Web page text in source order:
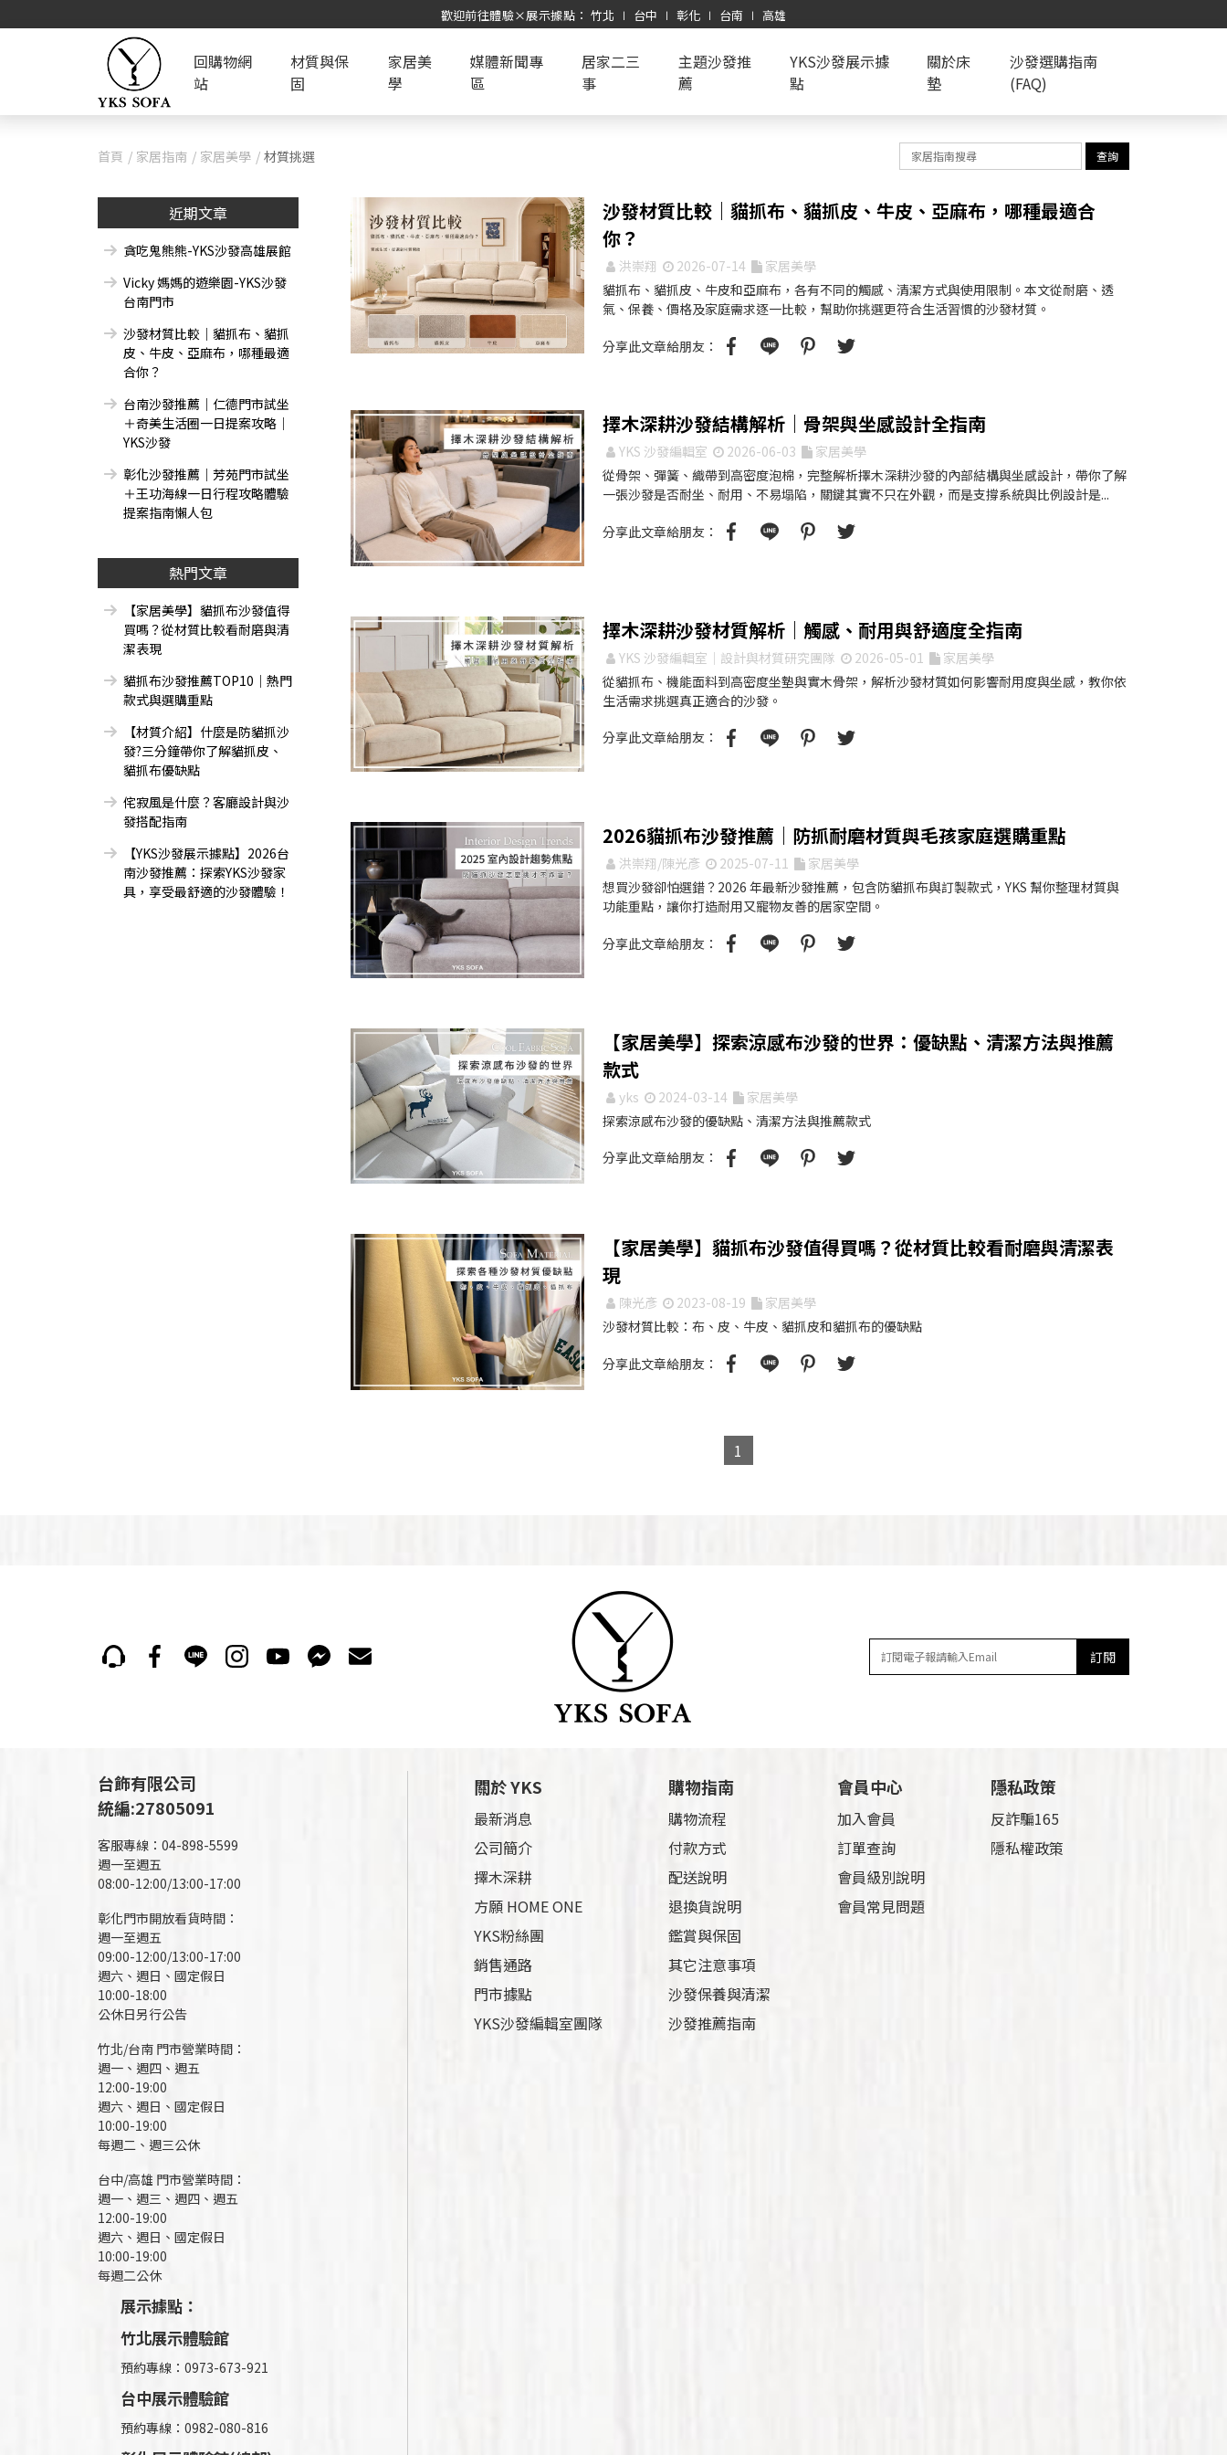
歡迎前往體驗×展示據點： 竹北 ∣ 台中 ∣ 彰化 ∣ 台南 ∣ 高雄
回購物網
站
材質與保
固
家居美
學
媒體新聞專
區
居家二三
事
主題沙發推
薦
YKS沙發展示據
點
關於床
墊
沙發選購指南
(FAQ)
首頁 家居指南 家居美學 材質挑選 查詢
近期文章
貪吃鬼熊熊-YKS沙發高雄展館
Vicky 媽媽的遊樂園-YKS沙發
台南門市
沙發材質比較｜貓抓布、貓抓
皮、牛皮、亞麻布，哪種最適
合你？
台南沙發推薦｜仁德門市試坐
＋奇美生活圈一日提案攻略｜
YKS沙發
彰化沙發推薦｜芳苑門市試坐
＋王功海線一日行程攻略體驗
提案指南懶人包
熱門文章
【家居美學】貓抓布沙發值得
買嗎？從材質比較看耐磨與清
潔表現
貓抓布沙發推薦TOP10｜熱門
款式與選購重點
【材質介紹】什麼是防貓抓沙
發?三分鐘帶你了解貓抓皮、
貓抓布優缺點
侘寂風是什麼？客廳設計與沙
發搭配指南
【YKS沙發展示據點】2026台
南沙發推薦：探索YKS沙發家
具，享受最舒適的沙發體驗！
沙發材質比較｜貓抓布、貓抓皮、牛皮、亞麻布，哪種最適合
你？
洪崇翔 2026-07-14
家居美學
貓抓布、貓抓皮、牛皮和亞麻布，各有不同的觸感、清潔方式與使用限制。本文從耐磨、透
氣、保養、價格及家庭需求逐一比較，幫助你挑選更符合生活習慣的沙發材質。
分享此文章給朋友：
擇木深耕沙發結構解析｜骨架與坐感設計全指南
YKS 沙發編輯室 2026-06-03
家居美學
從骨架、彈簧、織帶到高密度泡棉，完整解析擇木深耕沙發的內部結構與坐感設計，帶你了解
一張沙發是否耐坐、耐用、不易塌陷，關鍵其實不只在外觀，而是支撐系統與比例設計是...
分享此文章給朋友：
擇木深耕沙發材質解析｜觸感、耐用與舒適度全指南
YKS 沙發編輯室｜設計與材質研究團隊 2026-05-01
家居美學
從貓抓布、機能面料到高密度坐墊與實木骨架，解析沙發材質如何影響耐用度與坐感，教你依
生活需求挑選真正適合的沙發。
分享此文章給朋友：
2026貓抓布沙發推薦｜防抓耐磨材質與毛孩家庭選購重點
洪崇翔/陳光彥 2025-07-11
家居美學
想買沙發卻怕選錯？2026 年最新沙發推薦，包含防貓抓布與訂製款式，YKS 幫你整理材質與
功能重點，讓你打造耐用又寵物友善的居家空間。
分享此文章給朋友：
【家居美學】探索涼感布沙發的世界：優缺點、清潔方法與推薦
款式
yks 2024-03-14
家居美學
探索涼感布沙發的優缺點、清潔方法與推薦款式
分享此文章給朋友：
【家居美學】貓抓布沙發值得買嗎？從材質比較看耐磨與清潔表
現
陳光彥 2023-08-19
家居美學
沙發材質比較：布、皮、牛皮、貓抓皮和貓抓布的優缺點
分享此文章給朋友：
1
訂閱
台飾有限公司
統編:27805091
客服專線：04-898-5599
週一至週五
08:00-12:00/13:00-17:00
彰化門市開放看貨時間：
週一至週五
09:00-12:00/13:00-17:00
週六、週日、國定假日
10:00-18:00
公休日另行公告
竹北/台南 門市營業時間：
週一、週四、週五
12:00-19:00
週六、週日、國定假日
10:00-19:00
每週二、週三公休
台中/高雄 門市營業時間：
週一、週三、週四、週五
12:00-19:00
週六、週日、國定假日
10:00-19:00
每週二公休
展示據點：
竹北展示體驗館
預約專線：0973-673-921
台中展示體驗館
預約專線：0982-080-816
關於 YKS
最新消息
公司簡介
擇木深耕
方願 HOME ONE
YKS粉絲團
銷售通路
門市據點
YKS沙發編輯室團隊
購物指南
購物流程
付款方式
配送說明
退換貨說明
鑑賞與保固
其它注意事項
沙發保養與清潔
沙發推薦指南
會員中心
加入會員
訂單查詢
會員級別說明
會員常見問題
隱私政策
反詐騙165
隱私權政策